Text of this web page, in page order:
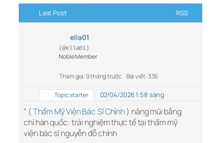
Last Post RSS
ella01
(@ella01)
Noble Member
Tham gia: 9 tháng trước Bài viết: 336
Topic starter 02/04/2026 1:58 sáng
” (Thẩm Mỹ Viện Bác Sĩ Chỉnh) nâng mũi bằng
chỉ hàn quốc: trải nghiệm thực tế tại thẩm mỹ
viện bác sĩ nguyễn đỗ chỉnh